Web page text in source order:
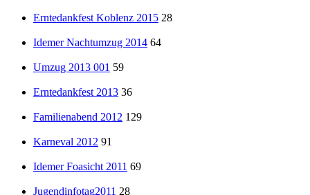
Erntedankfest Koblenz 2015 28
Idemer Nachtumzug 2014 64
Umzug 2013 001 59
Erntedankfest 2013 36
Familienabend 2012 129
Karneval 2012 91
Idemer Foasicht 2011 69
Jugendinfotag2011 28